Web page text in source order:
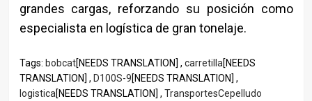
grandes cargas, reforzando su posición como
especialista en logística de gran tonelaje.
Tags: bobcat[NEEDS TRANSLATION] , carretilla[NEEDS
TRANSLATION] , D100S-9[NEEDS TRANSLATION] ,
logistica[NEEDS TRANSLATION] , TransportesCepelludo